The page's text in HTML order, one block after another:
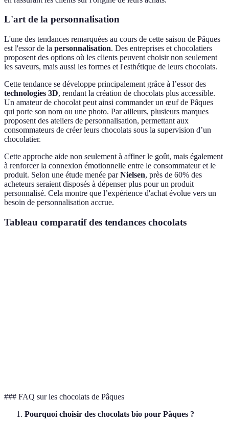
L'art de la personnalisation
L'une des tendances remarquées au cours de cette saison de Pâques
est l'essor de la personnalisation. Des entreprises et chocolatiers
proposent des options où les clients peuvent choisir non seulement
les saveurs, mais aussi les formes et l'esthétique de leurs chocolats.
Cette tendance se développe principalement grâce à l’essor des
technologies 3D, rendant la création de chocolats plus accessible.
Un amateur de chocolat peut ainsi commander un œuf de Pâques
qui porte son nom ou une photo. Par ailleurs, plusieurs marques
proposent des ateliers de personnalisation, permettant aux
consommateurs de créer leurs chocolats sous la supervision d’un
chocolatier.
Cette approche aide non seulement à affiner le goût, mais également
à renforcer la connexion émotionnelle entre le consommateur et le
produit. Selon une étude menée parNielsen, près de 60% des
acheteurs seraient disposés à dépenser plus pour un produit
personnalisé. Cela montre que l’expérience d'achat évolue vers un
besoin de personnalisation accrue.
Tableau comparatif des tendances chocolats
### FAQ sur les chocolats de Pâques
Pourquoi choisir des chocolats bio pour Pâques ?